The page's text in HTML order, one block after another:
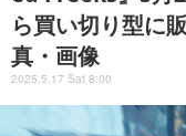
ら買い切り型に
真・画像
2025.5.17 Sat 8:00